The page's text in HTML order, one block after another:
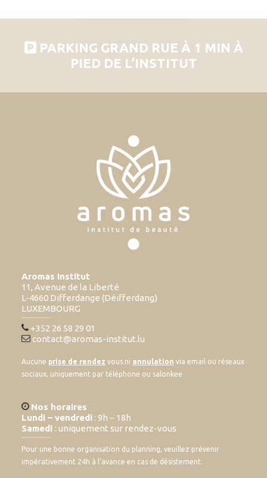
PARKING GRAND RUE À 1 MIN À
PIED DE L’INSTITUT
Aromas Institut
11, Avenue de la Liberté
L-4660 Differdange (Déifferdang)
LUXEMBOURG
+352 26 58 29 01
contact@aromas-institut.lu
Aucune prise de rendez vous ni annulation via email ou réseaux
sociaux, uniquement par téléphone ou salonkee
Nos horaires
Lundi – vendredi : 9h – 18h
Samedi : uniquement sur rendez-vous
Pour une bonne organisation du planning, veuillez prévenir
impérativement 24h à l’avance en cas de désistement.